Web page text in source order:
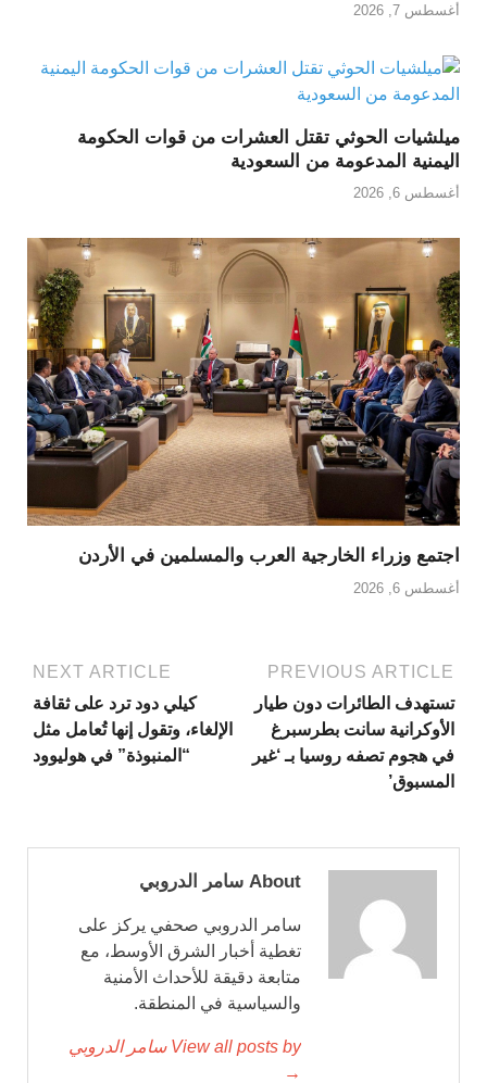
أغسطس 7, 2026
ميلشيات الحوثي تقتل العشرات من قوات الحكومة
اليمنية المدعومة من السعودية
أغسطس 6, 2026
اجتمع وزراء الخارجية العرب والمسلمين في الأردن
أغسطس 6, 2026
PREVIOUS ARTICLE
تستهدف الطائرات دون طيار
الأوكرانية سانت بطرسبرغ
في هجوم تصفه روسيا بـ ‘غير
المسبوق’
NEXT ARTICLE
كيلي دود ترد على ثقافة
الإلغاء، وتقول إنها تُعامل مثل
“المنبوذة” في هوليوود
About سامر الدروبي
سامر الدروبي صحفي يركز على
تغطية أخبار الشرق الأوسط، مع
متابعة دقيقة للأحداث الأمنية
والسياسية في المنطقة.
View all posts by سامر الدروبي
→